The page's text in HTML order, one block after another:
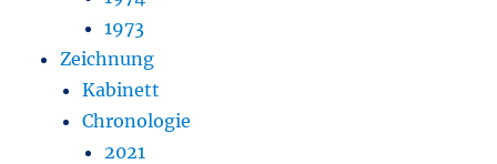
1973
Zeichnung
Kabinett
Chronologie
2021